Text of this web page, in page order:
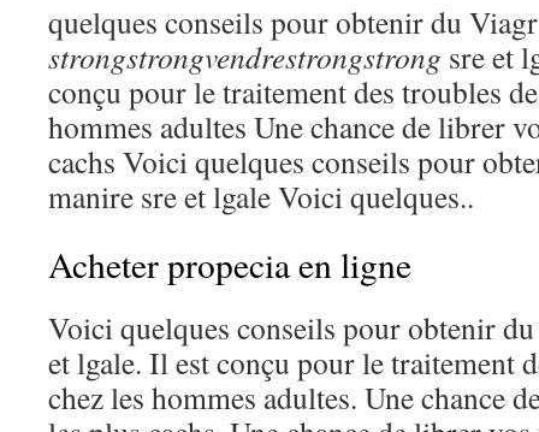
quelques conseils pour obtenir du
strongstrongvendrestrongstrong sre et
conçu pour le traitement des troubles
hommes adultes Une chance de librer
cachs Voici quelques conseils pour
manire sre et lgale Voici quelques..
Acheter propecia en ligne
Voici quelques conseils pour obtenir
et lgale. Il est conçu pour le traitement
chez les hommes adultes. Une chance